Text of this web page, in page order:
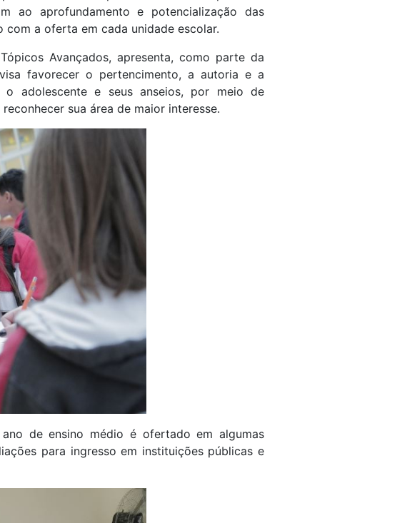
ao aprofundamento e potencialização das
a oferta em cada unidade escolar.
Avançados, apresenta, como parte da
favorecer o pertencimento, a autoria e a
adolescente e seus anseios, por meio de
sua área de maior interesse.
de ensino médio é ofertado em algumas
para ingresso em instituições públicas e